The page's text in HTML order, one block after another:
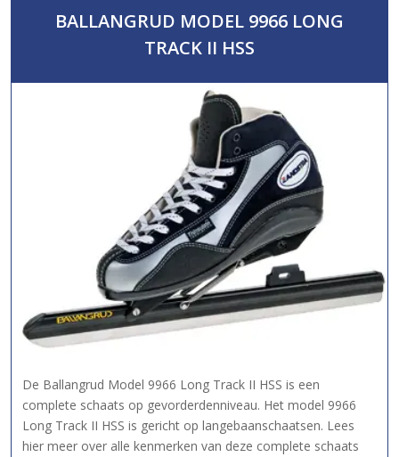
BALLANGRUD MODEL 9966 LONG
TRACK II HSS
De Ballangrud Model 9966 Long Track II HSS is een
complete schaats op gevorderdenniveau. Het model 9966
Long Track II HSS is gericht op langebaanschaatsen. Lees
hier meer over alle kenmerken van deze complete schaats